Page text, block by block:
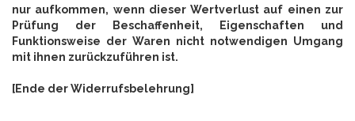
nur aufkommen, wenn dieser Wertverlust auf einen zur
Prüfung der Beschaffenheit, Eigenschaften und
Funktionsweise der Waren nicht notwendigen Umgang
mit ihnen zurückzuführen ist.
[Ende der Widerrufsbelehrung]